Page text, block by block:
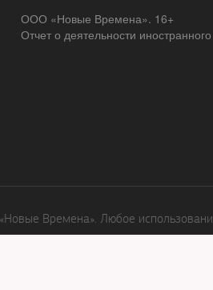
ООО «Новые Времена». 16+
Отчет о деятельности
Времена». Любое